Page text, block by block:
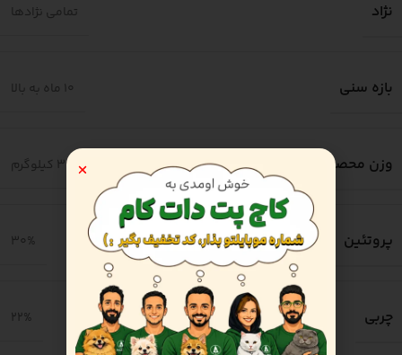
نژاد تمامی نژادها
بازه سنی 10 ماه به بالا
وزن محصول 3 کیلوگرم
پروتئین 30%
چربی 22%